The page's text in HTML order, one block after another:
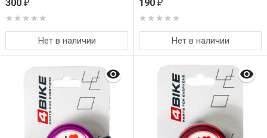
300 ₽
Нет в наличии
190 ₽
Нет в наличии